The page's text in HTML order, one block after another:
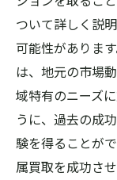
ついて詳しく説
可能性がありま
は、地元の市場
域特有のニーズ
うに、過去の成
験を得ることが
属買取を成功さ